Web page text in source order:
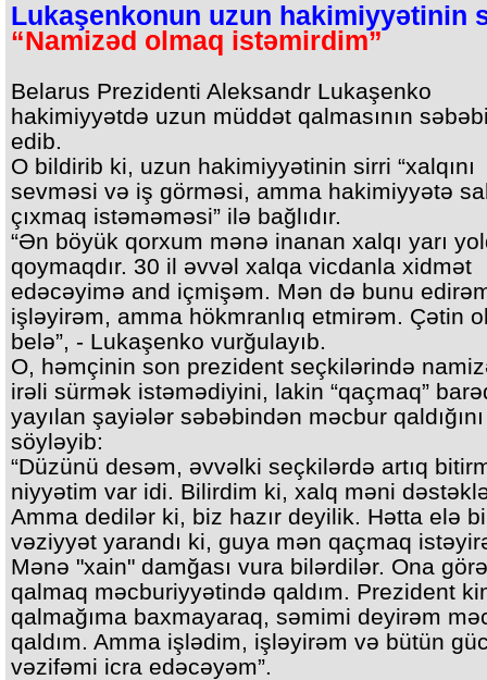
Lukaşenkonun uzun hakimiyyətinin
“Namizəd olmaq istəmirdim”
Belarus Prezidenti Aleksandr Lukaşenko
hakimiyyətdə uzun müddət qalmasının
edib.
O bildirib ki, uzun hakimiyyətinin sirri “xalqını
sevməsi və iş görməsi, amma hakimiyyətə
çıxmaq istəməməsi” ilə bağlıdır.
“Ən böyük qorxum mənə inanan xalqı yarı
qoymaqdır. 30 il əvvəl xalqa vicdanla xidmət
edəcəyimə and içmişəm. Mən də bunu
işləyirəm, amma hökmranlıq etmirəm. Çətin
belə”, - Lukaşenko vurğulayıb.
O, həmçinin son prezident seçkilərində
irəli sürmək istəmədiyini, lakin “qaçmaq”
yayılan şayiələr səbəbindən məcbur qaldığını
söyləyib:
“Düzünü desəm, əvvəlki seçkilərdə artıq
niyyətim var idi. Bilirdim ki, xalq məni
Amma dedilər ki, biz hazır deyilik. Hətta elə
vəziyyət yarandı ki, guya mən qaçmaq
Mənə "xain" damğası vura bilərdilər. Ona
qalmaq məcburiyyətində qaldım. Prezident
qalmağıma baxmayaraq, səmimi deyirəm
qaldım. Amma işlədim, işləyirəm və bütün
vəzifəmi icra edəcəyəm”.